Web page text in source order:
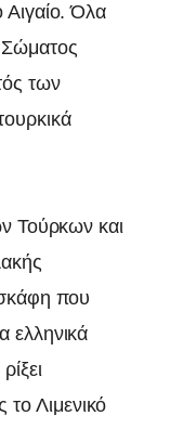
Αιγαίο. Όλα
Σώματος
των
Τούρκων και
σκάφη που
ελληνικά
Λιμενικό